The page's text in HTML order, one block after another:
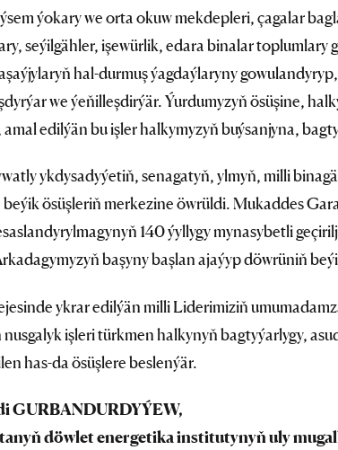
ýokary we orta okuw mekdepleri, çagalar
seýilgähler, işewürlik, edara binalar toplumlary
hal-durmuş ýagdaýlaryny
we ýeňilleşdirýär. Ýurdumyzyň ösüşine,
edilýän bu işler halkymyzyň buýsanjyna,
ykdysadyýetiň, senagatyň, ylmyň, milli
ösüşleriň merkezine öwrüldi. Mukaddes
140 ýyllygy mynasybetli
başyny başlan ajaýyp döwrüniň
ykrar edilýän milli Liderimiziň
işleri türkmen halkynyň bagtyýarlygy,
has-da ösüşlere beslenýär.
GURBANDURDYÝEW,
döwlet energetika institutynyň uly